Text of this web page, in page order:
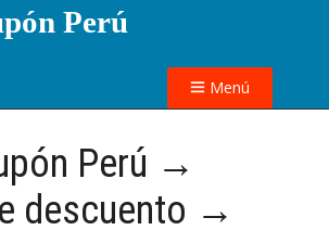
Perú
Menú
Perú →
descuento →